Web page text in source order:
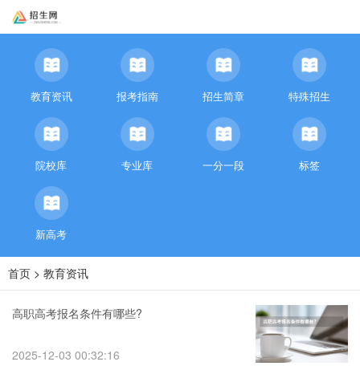
教育资讯 报考指南 招生简章 特殊招生
院校库 专业库 一分一段 标签
新高考
首页 > 教育资讯
高职高考报名条件有哪些?
2025-12-03 00:32:16